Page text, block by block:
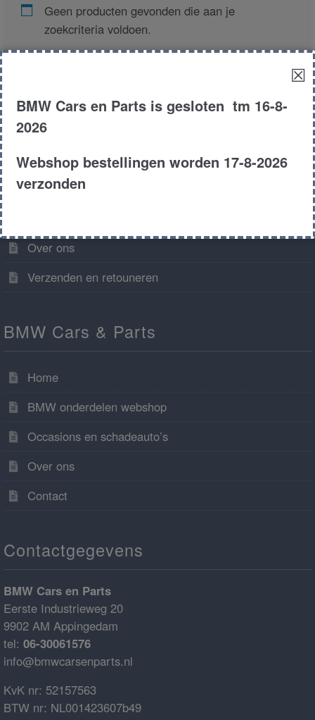
Geen producten gevonden die aan je
zoekcriteria voldoen.
Algemene voorwaarden
Over ons
Verzenden en retouneren
BMW Cars & Parts
Home
BMW onderdelen webshop
Occasions en schadeauto’s
Over ons
Contact
Contactgegevens
BMW Cars en Parts
Eerste Industrieweg 20
9902 AM Appingedam
tel: 06-30061576
info@bmwcarsenparts.nl
KvK nr: 52157563
BTW nr: NL001423607b49
☒
BMW Cars en Parts is gesloten tm 16-8-
2026
Webshop bestellingen worden 17-8-2026
verzonden